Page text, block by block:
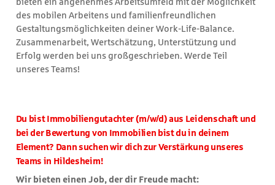
des mobilen Arbeitens und familienfreundlichen
Gestaltungsmöglichkeiten deiner Work-Life-Balance.
Zusammenarbeit, Wertschätzung, Unterstützung und
Erfolg werden bei uns großgeschrieben. Werde Teil
unseres Teams!
Du bist Immobiliengutachter (m/w/d) aus Leidenschaft und
bei der Bewertung von Immobilien bist du in deinem
Element? Dann suchen wir dich zur Verstärkung unseres
Teams in Hildesheim!
Wir bieten einen Job, der dir Freude macht: